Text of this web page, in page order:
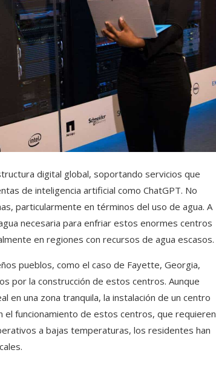
digital global, soportando servicios que
de inteligencia artificial como ChatGPT. No
particularmente en términos del uso de agua. A
necesaria para enfriar estos enormes centros
en regiones con recursos de agua escasos.
pueblos, como el caso de Fayette, Georgia,
por la construcción de estos centros. Aunque
en una zona tranquila, la instalación de un centro
funcionamiento de estos centros, que requieren
a bajas temperaturas, los residentes han